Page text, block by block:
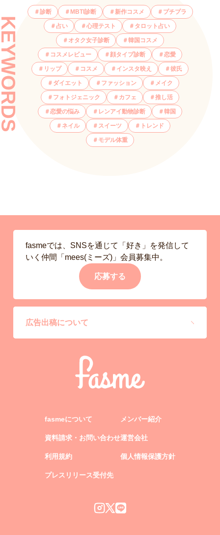
診断 MBTI診断 新作コスメ プチプラ
占い 心理テスト タロット占い
オタク女子診断 韓国コスメ
コスメレビュー 顔タイプ診断 恋愛
リップ コスメ インスタ映え 彼氏
ダイエット ファッション メイク
フォトジェニック カフェ 推し活
恋愛の悩み レンアイ動物診断 韓国
ネイル スイーツ トレンド
モデル体重
fasmeでは、SNSを通じて「好き」を発信して
いく仲間「mees(ミーズ)」会員募集中。
応募する
広告出稿について
fasmeについて
資料請求・お問い合わせ
利用規約
プレスリリース受付先
メンバー紹介
運営会社
個人情報保護方針